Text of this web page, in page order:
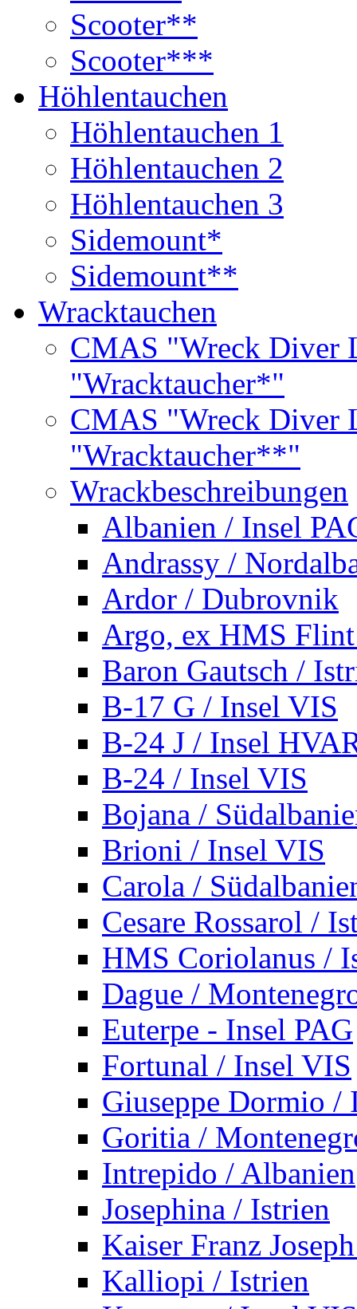
Scooter**
Scooter***
Höhlentauchen
Höhlentauchen 1
Höhlentauchen 2
Höhlentauchen 3
Sidemount*
Sidemount**
Wracktauchen
CMAS "Wreck Diver
"Wracktaucher*"
CMAS "Wreck Diver
"Wracktaucher**"
Wrackbeschreibungen
Albanien / Insel
Andrassy /
Ardor / Dubrovnik
Argo, ex HMS
Baron Gautsch /
B-17 G / Insel VIS
B-24 J / Insel
B-24 / Insel VIS
Bojana /
Brioni / Insel VIS
Carola /
Cesare Rossarol /
HMS Coriolanus /
Dague /
Euterpe - Insel PAG
Fortunal / Insel VIS
Giuseppe Dormio /
Goritia /
Intrepido / Albanien
Josephina / Istrien
Kaiser Franz
Kalliopi / Istrien